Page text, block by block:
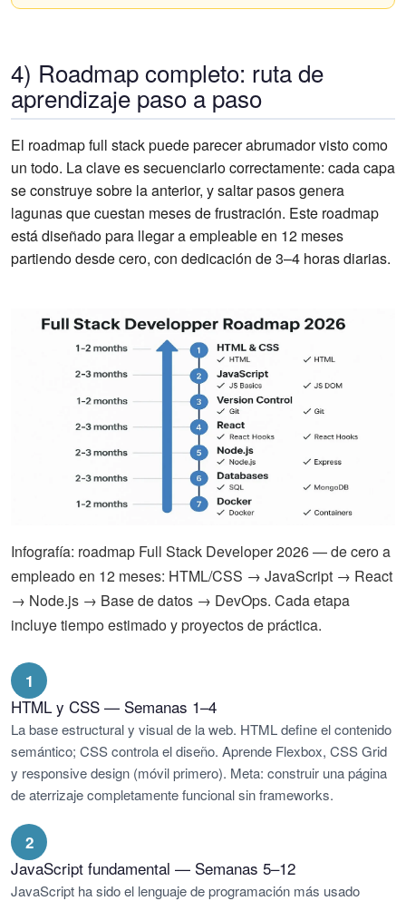
4) Roadmap completo: ruta de
aprendizaje paso a paso
El roadmap full stack puede parecer abrumador visto como
un todo. La clave es secuenciarlo correctamente: cada capa
se construye sobre la anterior, y saltar pasos genera
lagunas que cuestan meses de frustración. Este roadmap
está diseñado para llegar a empleable en 12 meses
partiendo desde cero, con dedicación de 3–4 horas diarias.
Infografía: roadmap Full Stack Developer 2026 — de cero a
empleado en 12 meses: HTML/CSS → JavaScript → React
→ Node.js → Base de datos → DevOps. Cada etapa
incluye tiempo estimado y proyectos de práctica.
1
HTML y CSS — Semanas 1–4
La base estructural y visual de la web. HTML define el contenido
semántico; CSS controla el diseño. Aprende Flexbox, CSS Grid
y responsive design (móvil primero). Meta: construir una página
de aterrizaje completamente funcional sin frameworks.
2
JavaScript fundamental — Semanas 5–12
JavaScript ha sido el lenguaje de programación más usado